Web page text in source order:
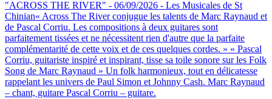
"ACROSS THE RIVER" - 06/09/2026 - Les Musicales de St
Chinian« Across The River conjugue les talents de Marc Raynaud et
de Pascal Corriu. Les compositions à deux guitares sont
parfaitement tissées et ne nécessitent rien d'autre que la parfaite
complémentarité de cette voix et de ces quelques cordes. » « Pascal
Corriu, guitariste inspiré et inspirant, tisse sa toile sonore sur les Folk
Song de Marc Raynaud » Un folk harmonieux, tout en délicatesse
rappelant les univers de Paul Simon et Johnny Cash. Marc Raynaud
– chant, guitare Pascal Corriu – guitare.